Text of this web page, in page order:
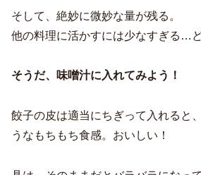
そして、絶妙に微妙な量が残る。
他の料理に活かすには少なすぎる…ど
そうだ、味噌汁に入れてみよう！
餃子の皮は適当にちぎって入れると
うなもちもち食感。おいしい！